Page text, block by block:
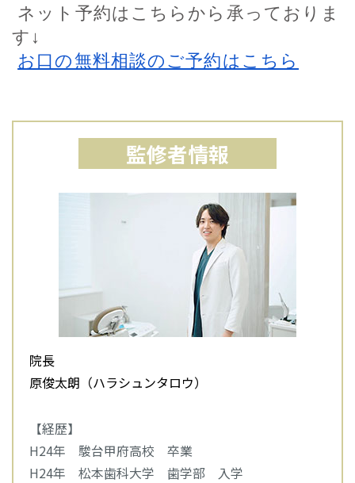
ネット予約はこちらから承っておりま
す↓
お口の無料相談のご予約はこちら
監修者情報
院長
原俊太朗（ハラシュンタロウ）
【経歴】
H24年 駿台甲府高校 卒業
H24年 松本歯科大学 歯学部 入学